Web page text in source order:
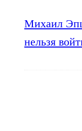
Михаил
нельзя